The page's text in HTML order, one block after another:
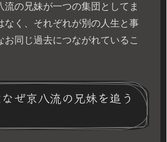
流の兄妹が一つの集団としてま
なく、それぞれが別の人生と事
お同じ過去につながれているこ
ぜ京八流の兄妹を追う